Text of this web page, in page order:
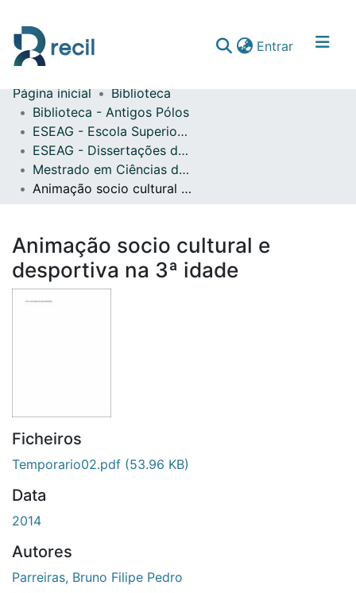
Entrar(current)
Comunidades & Coleções
Percorrer repositório
Estatísticas
Página inicial
Biblioteca
Biblioteca - Antigos Pólos
ESEAG - Escola Superior de Educação Almeida Garrett
ESEAG - Dissertações de Mestrado
Mestrado em Ciências da Educação na Área de Especialização em Animação Sociocultural e Inclusão
Animação socio cultural e desportiva na 3ª idade
Animação socio cultural e
desportiva na 3ª idade
Ficheiros
Temporario02.pdf (53.96 KB)
Data
2014
Autores
Parreiras, Bruno Filipe Pedro